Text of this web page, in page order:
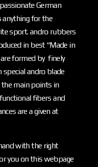
German
anything for the
sport. andro rubbers
in best “Made in
formed by finely
special andro blade
the main points in
fibers and
are a given at
with the right
you on this webpage